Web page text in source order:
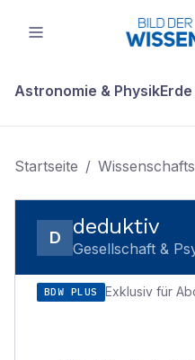
Astronomie & Physik
Startseite /
D deduktiv
Gesellschaft &
BDW PLUS Exklusiv für